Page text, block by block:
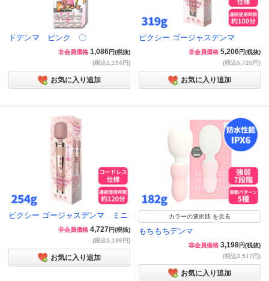
ドデンマ ピンク 〇
非会員価格 1,086円(税抜)
(税込1,194円)
お気に入り追加
ピクシー ゴージャスデンマ
非会員価格 5,206円(税抜)
(税込5,726円)
お気に入り追加
ピクシー ゴージャスデンマ ミニ
非会員価格 4,727円(税抜)
(税込5,199円)
お気に入り追加
カラーの選択肢 を見る
もちもちデンマ
非会員価格 3,198円(税抜)
(税込3,517円)
お気に入り追加